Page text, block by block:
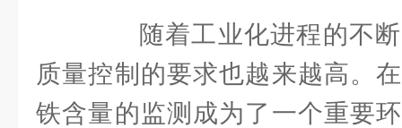
随着工业化进程的不断
质量控制的要求也越来越高。
铁含量的监测成为了一个重要